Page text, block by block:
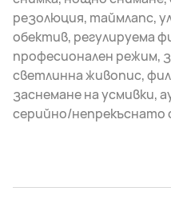
резолюция, таймлапс,
обектив, регулируема
професионален режим,
светлинна живопис,
заснемане на усмивки,
серийно/непрекъснато